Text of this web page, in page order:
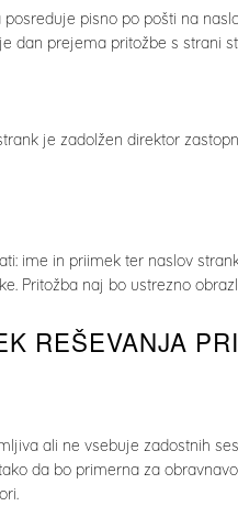
posreduje pisno po pošti na
dan prejema pritožbe s strani
je zadolžen direktor
ime in priimek ter naslov
Pritožba naj bo ustrezno
REŠEVANJA
ali ne vsebuje zadostnih
da bo primerna za